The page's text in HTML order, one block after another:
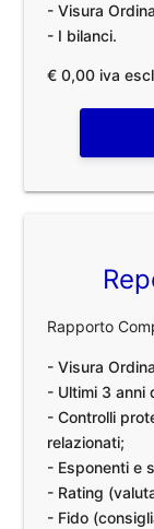
- Visura
- I bilanci.
€ 0,00 iva
Rapporto
- Visura
- Ultimi 3 anni
- Controlli
relazionati;
- Esponenti e
- Rating
- Fido